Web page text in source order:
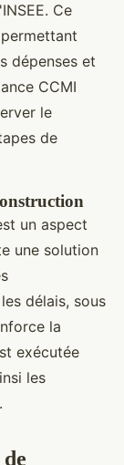
Ce
dépenses et
CCMI
le
de
un aspect
une solution
délais, sous
la
exécutée
les